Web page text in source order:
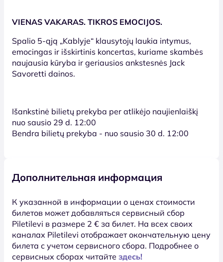
VIENAS VAKARAS. TIKROS EMOCIJOS.
Spalio 5-ąją „Kablyje“ klausytojų laukia intymus,
emocingas ir išskirtinis koncertas, kuriame skambės
naujausia kūryba ir geriausios ankstesnės Jack
Savoretti dainos.
Išankstinė bilietų prekyba per atlikėjo naujienlaiškį
nuo sausio 29 d. 12:00
Bendra bilietų prekyba - nuo sausio 30 d. 12:00
Дополнительная информация
К указанной в информации о ценах стоимости
билетов может добавляться сервисный сбор
Piletilevi в размере 2 € за билет. На всех своих
каналах Piletilevi отображает окончательную цену
билета с учетом сервисного сбора. Подробнее о
сервисных сборах читайте здесь!